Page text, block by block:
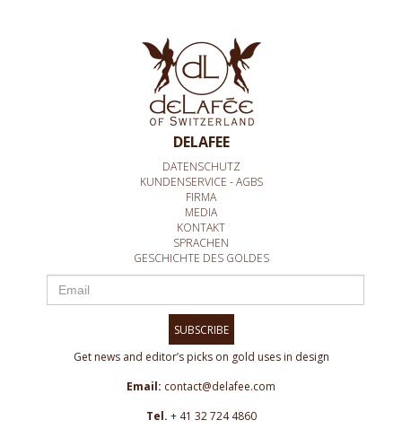
DELAFEE
DATENSCHUTZ
KUNDENSERVICE - AGBS
FIRMA
MEDIA
KONTAKT
SPRACHEN
GESCHICHTE DES GOLDES
SUBSCRIBE
Get news and editor’s picks on gold uses in design
Email: contact@delafee.com
Tel. + 41 32 724 4860